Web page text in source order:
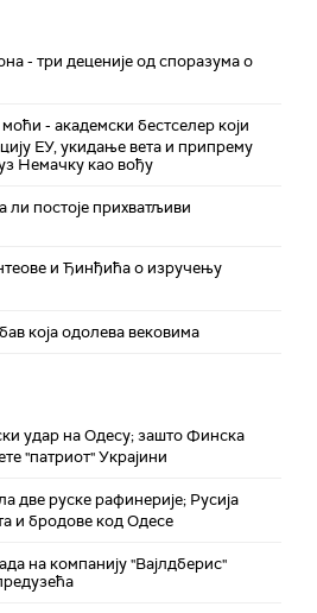
- три деценије од споразума о
- академски бестселер који
ЕУ, укидање вета и припрему
Немачку као вођу
ли постоје прихватљиви
и Ђинђића о изручењу
која одолева вековима
удар на Одесу; зашто Финска
"патриот" Украјини
две руске рафинерије; Русија
и бродове код Одесе
на компанију "Вајлдберис"